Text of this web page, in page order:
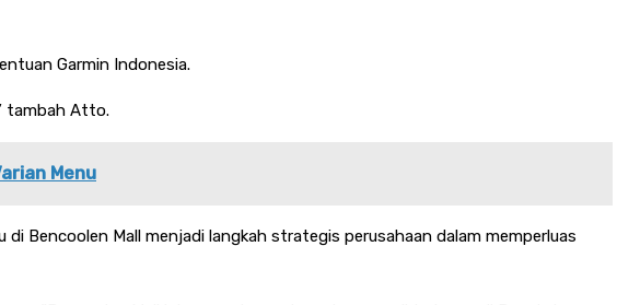
Garmin Indonesia.
tambah Atto.
Menu
Bencoolen Mall menjadi langkah strategis perusahaan dalam memperluas